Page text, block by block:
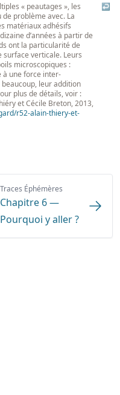
« peautages », les
de problème avec. La
matériaux adhésifs
d’années à partir de
ont la particularité de
surface verticale. Leurs
microscopiques :
à une force inter-
leur addition
plus de détails, voir :
et Cécile Breton, 2013,
/r52-alain-thiery-et-
↩
Traces Éphémères
Chapitre 6 —
Pourquoi y aller ?